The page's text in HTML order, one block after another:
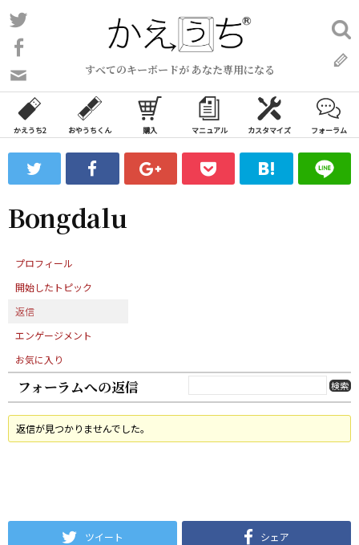
コ
ン
ン
ツ
ス
ッ
プ
すべてのキーボードが あなた専用になる
い
合
わ
フ
ォ
ム
検
索:
かえうち2 おやうちくん 購入 マニュアル カスタマイズ フォーラム
Bongdalu
プロフィール
開始したトピック
返信
エンゲージメント
お気に入り
フォーラムへの返信
返信が見つかりませんでした。
ツイート シェア